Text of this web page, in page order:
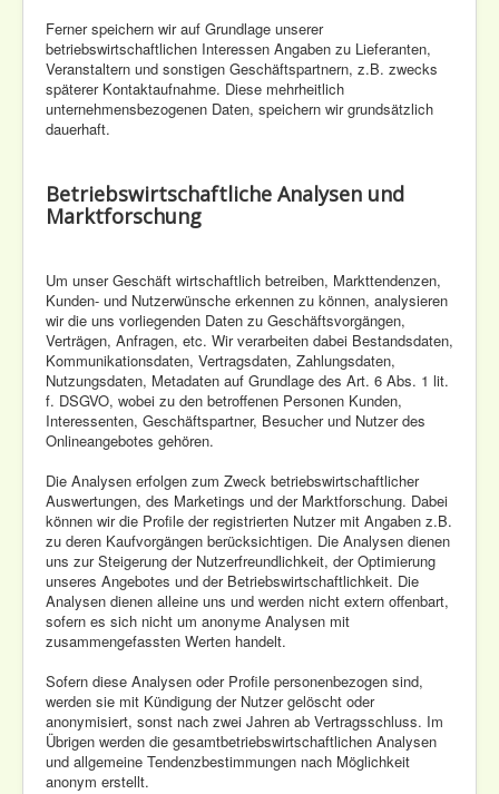
Ferner speichern wir auf Grundlage unserer
betriebswirtschaftlichen Interessen Angaben zu Lieferanten,
Veranstaltern und sonstigen Geschäftspartnern, z.B. zwecks
späterer Kontaktaufnahme. Diese mehrheitlich
unternehmensbezogenen Daten, speichern wir grundsätzlich
dauerhaft.
Betriebswirtschaftliche Analysen und
Marktforschung
Um unser Geschäft wirtschaftlich betreiben, Markttendenzen,
Kunden- und Nutzerwünsche erkennen zu können, analysieren
wir die uns vorliegenden Daten zu Geschäftsvorgängen,
Verträgen, Anfragen, etc. Wir verarbeiten dabei Bestandsdaten,
Kommunikationsdaten, Vertragsdaten, Zahlungsdaten,
Nutzungsdaten, Metadaten auf Grundlage des Art. 6 Abs. 1 lit.
f. DSGVO, wobei zu den betroffenen Personen Kunden,
Interessenten, Geschäftspartner, Besucher und Nutzer des
Onlineangebotes gehören.
Die Analysen erfolgen zum Zweck betriebswirtschaftlicher
Auswertungen, des Marketings und der Marktforschung. Dabei
können wir die Profile der registrierten Nutzer mit Angaben z.B.
zu deren Kaufvorgängen berücksichtigen. Die Analysen dienen
uns zur Steigerung der Nutzerfreundlichkeit, der Optimierung
unseres Angebotes und der Betriebswirtschaftlichkeit. Die
Analysen dienen alleine uns und werden nicht extern offenbart,
sofern es sich nicht um anonyme Analysen mit
zusammengefassten Werten handelt.
Sofern diese Analysen oder Profile personenbezogen sind,
werden sie mit Kündigung der Nutzer gelöscht oder
anonymisiert, sonst nach zwei Jahren ab Vertragsschluss. Im
Übrigen werden die gesamtbetriebswirtschaftlichen Analysen
und allgemeine Tendenzbestimmungen nach Möglichkeit
anonym erstellt.